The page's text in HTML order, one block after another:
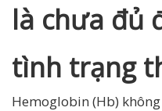
là chưa đủ
tình trạng
Hemoglobin (Hb)